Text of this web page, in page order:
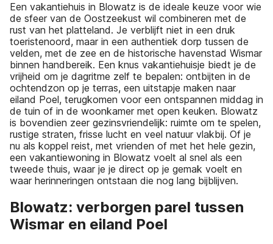
Een vakantiehuis in Blowatz is de ideale keuze voor wie
de sfeer van de Oostzeekust wil combineren met de
rust van het platteland. Je verblijft niet in een druk
toeristenoord, maar in een authentiek dorp tussen de
velden, met de zee en de historische havenstad Wismar
binnen handbereik. Een knus vakantiehuisje biedt je de
vrijheid om je dagritme zelf te bepalen: ontbijten in de
ochtendzon op je terras, een uitstapje maken naar
eiland Poel, terugkomen voor een ontspannen middag in
de tuin of in de woonkamer met open keuken. Blowatz
is bovendien zeer gezinsvriendelijk: ruimte om te spelen,
rustige straten, frisse lucht en veel natuur vlakbij. Of je
nu als koppel reist, met vrienden of met het hele gezin,
een vakantiewoning in Blowatz voelt al snel als een
tweede thuis, waar je je direct op je gemak voelt en
waar herinneringen ontstaan die nog lang bijblijven.
Blowatz: verborgen parel tussen
Wismar en eiland Poel